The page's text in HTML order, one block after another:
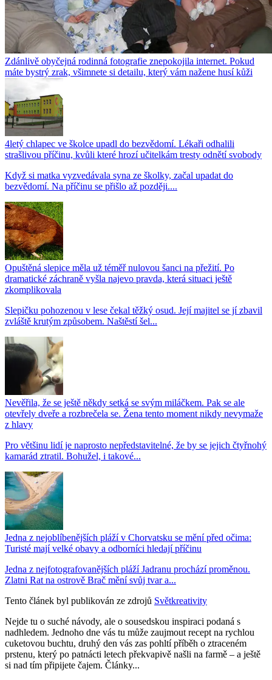
Zdánlivě obyčejná rodinná fotografie znepokojila internet. Pokud
máte bystrý zrak, všimnete si detailu, který vám nažene husí kůži
4letý chlapec ve školce upadl do bezvědomí. Lékaři odhalili
strašlivou příčinu, kvůli které hrozí učitelkám tresty odnětí svobody
Když si matka vyzvedávala syna ze školky, začal upadat do
bezvědomí. Na příčinu se přišlo až později....
Opuštěná slepice měla už téměř nulovou šanci na přežití. Po
dramatické záchraně vyšla najevo pravda, která situaci ještě
zkomplikovala
Slepičku pohozenou v lese čekal těžký osud. Její majitel se jí zbavil
zvláště krutým způsobem. Naštěstí šel...
Nevěřila, že se ještě někdy setká se svým miláčkem. Pak se ale
otevřely dveře a rozbrečela se. Žena tento moment nikdy nevymaže
z hlavy
Pro většinu lidí je naprosto nepředstavitelné, že by se jejich čtyřnohý
kamarád ztratil. Bohužel, i takové...
Jedna z nejoblíbenějších pláží v Chorvatsku se mění před očima:
Turisté mají velké obavy a odborníci hledají příčinu
Jedna z nejfotografovanějších pláží Jadranu prochází proměnou.
Zlatni Rat na ostrově Brač mění svůj tvar a...
Tento článek byl publikován ze zdrojů Světkreativity
Nejde tu o suché návody, ale o sousedskou inspiraci podaná s
nadhledem. Jednoho dne vás tu může zaujmout recept na rychlou
cuketovou buchtu, druhý den vás zas pohltí příběh o ztraceném
prstenu, který po patnácti letech překvapivě našli na farmě – a ještě
si nad tím připijete čajem. Články...